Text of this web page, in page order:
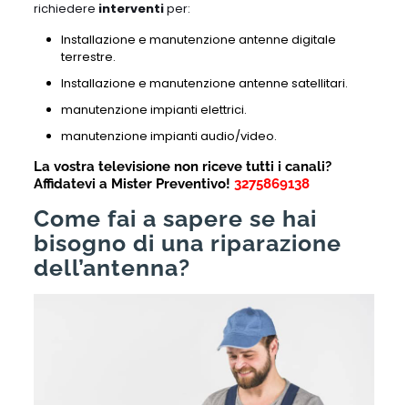
richiedere interventiper:
Installazione e manutenzione antenne digitale
terrestre.
Installazione e manutenzione antenne satellitari.
manutenzione impianti elettrici.
manutenzione impianti audio/video.
La vostra televisione non riceve tutti i canali?
Affidatevi a Mister Preventivo! 3275869138
Come fai a sapere se hai
bisogno di una riparazione
dell’antenna?